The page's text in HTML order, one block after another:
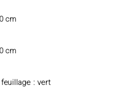
cm
cm
: vert